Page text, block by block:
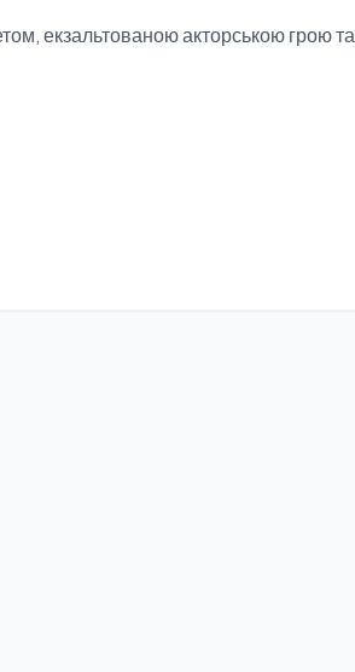
екзальтованою акторською грою та